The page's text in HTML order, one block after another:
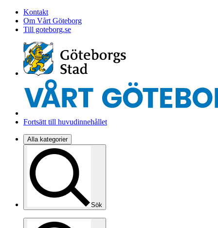
Kontakt
Om Vårt Göteborg
Till goteborg.se
Fortsätt till huvudinnehållet
Alla kategorier
Sök